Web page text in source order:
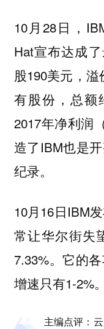
10月28日，
Hat宣布达成
股190美元，
有股份，总额
2017年净利润
造了IBM也是
纪录。
10月16日IBM
常让华尔街失
7.33%。它的
增速只有1-2%
主编点评：